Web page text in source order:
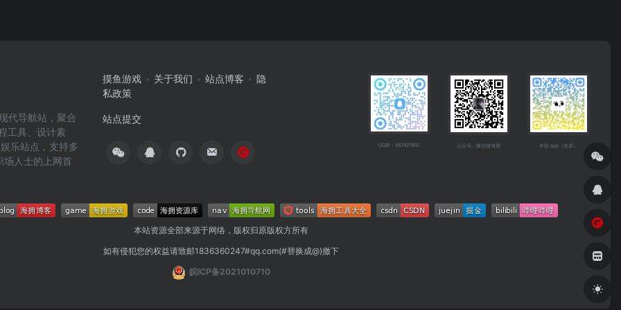
代导航站，聚合
工具、设计素
乐站点，支持多
场人士的上网首
摸鱼游戏 关于我们 站点博客
隐
私政策
站点提交
QQ群：682921902 公众号：微信搜海拥 本站 app（安卓）
本站资源全部来源于网络，版权归原版权方所有
如有侵犯您的权益请致邮1836360247#qq.com(#替换成@)撤下
皖ICP备2021010710